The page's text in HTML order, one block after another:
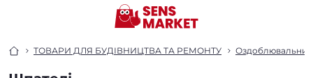
ТОВАРИ ДЛЯ БУДІВНИЦТВА ТА РЕМОНТУ Оздоблювальний